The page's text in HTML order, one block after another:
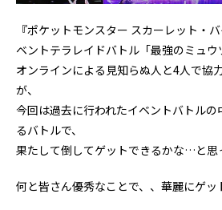
『ポケットモンスター スカーレット・
ベントテラレイドバトル「最強のミュウ
オンラインによる見知らぬ人と4人で協
が、
今回は過去に行われたイベントバトル
るバトルで、
果たして倒してゲットできるかな…と思
何と皆さん優秀なことで、、華麗にゲッ